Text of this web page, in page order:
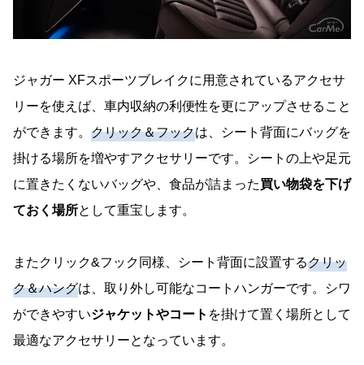
ジャガー XFスポーツブレイクに用意されているアクセサ
リーを使えば、車内収納の利便性を更にアップさせること
ができます。 クリック＆フックは、シート背面にバッグを
掛ける場所を増やすアクセサリーです。シートの上や足元
に置きたくないバッグや、食品が詰まった買い物袋を下げ
ておく場所として重宝します。
またクリック&フック同様、シート背面に設置するクリッ
ク＆ハングは、取り外し可能なコートハンガーです。シワ
ができやすいジャケットやコート を掛けて置く場所として
最適なアクセサリーとなっています。